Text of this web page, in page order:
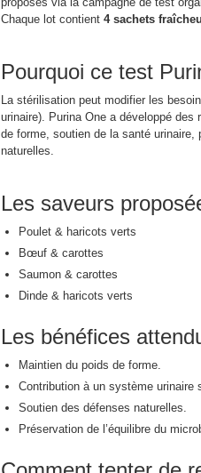
Chaque lot contient 4 sachets
Pourquoi ce test
La stérilisation peut modifier les
urinaire). Purina One a développé
de forme, soutien de la santé
naturelles.
Les saveurs
Poulet & haricots verts
Bœuf & carottes
Saumon & carottes
Dinde & haricots verts
Les bénéfices
Maintien du poids de forme.
Contribution à un système urinaire
Soutien des défenses naturelles.
Préservation de l’équilibre du